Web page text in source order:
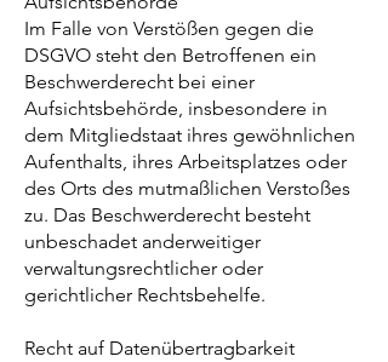
Im Falle von Verstößen gegen die
DSGVO steht den Betroffenen ein
Beschwerderecht bei einer
Aufsichtsbehörde, insbesondere in
dem Mitgliedstaat ihres gewöhnlichen
Aufenthalts, ihres Arbeitsplatzes oder
des Orts des mutmaßlichen Verstoßes
zu. Das Beschwerderecht besteht
unbeschadet anderweitiger
verwaltungsrechtlicher oder
gerichtlicher Rechtsbehelfe.
Recht auf Datenübertragbarkeit